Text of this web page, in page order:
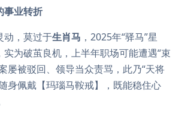
事业转折
动，莫过于生肖马 ，2025年“驿马”星
为破茧良机，上半年职场可能遭遇“束
被驳回、领导当众责骂，此乃“天将
身佩戴【玛瑙马鞍戒】，既能稳住心